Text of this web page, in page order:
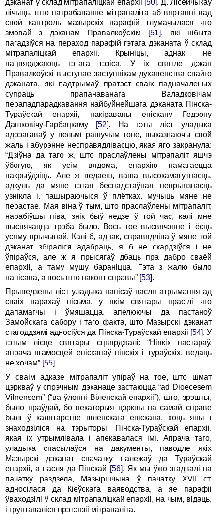
дэканат у склад мітрапаліцкай епархіі [50] . Д. Лісейчыкаў
лічыць, што патрабаванне мітрапаліта аб вяртанні пад
свой кантроль мазырскіх парафій тлумачылася яго
змовай з дэканам Правалкоўскім
[51], які нібыта
пагадзіўся на пераход парафій гэтага дэканата ў склад
мітрапаліцкай епархіі. Крыніцы, аднак, не
пацвярджаюць гэтага тэзіса. У іх святле дэкан
Правалкоўскі выступае заступнікам духавенства свайго
дэканата, які падтрымаў пратэст сваіх падначаленых
супраць прапанаванага Валадковічам
перападпарадкавання найбуйнейшага дэканата Пінска-
Тураўскай епархіі, накіраваны епіскапу Гедэону
Дашковічу-Гарбацкаму
[52]. На гэты ліст уладыка
адрэагаваў у вельмі рашучым тоне, выказваючы свой
жаль і абурэнне несправядлівасцю, якая яго закранула:
“Дзіўна да таго ж, што праслаўлены мітрапаліт яшчэ
ўбогую, як усім вядома, епархію намагаецца
пакрыўдзіць. Але ж ведаеш, ваша высокамагутнасць,
адкуль да мяне гэтая беспадстаўная непрыязнасць
узнікла і, пашыраючыся ў плётках, мучыць мяне не
перастае. Мая віна ў тым, што праслаўлены мітрапаліт,
нарабіўшы піва, знік быў недзе ў той час, калі мне
высвячацца трэба было. Вось тое высвячэнне і ёсць
усяму прычынай. Калі б, аднак, справядліва ў мяне той
дэканат збіраліся адабраць, я б не скардзіўся і не
ўпіраўся, але ж я прысягаў дбаць пра дабро сваёй
епархіі, а таму мушу бараніцца. Гэта з жалю было
напісана, а вось што наконт справы” [53].
Прыведзены ліст уладыка напісаў пасля атрымання ад
сваіх парахаў пісьма, у якім святары прасілі яго
дапамагчы і ўмяшацца, апелюючы да пастаноў
Замойскага сабору і таго факта, што Мазырскі дэканат
стагоддзямі адносіўся да Пінска-Тураўскай епархіі [54]. У
гэтым лісце святары сцвярджалі: “Ніякіх пастараў,
апрача ягамосцей епіскапаў пінскіх і тураўскіх, ведаць
не хочам” [55].
У сваім адказе мітрапаліт упіраў на тое, што шмат
цэркваў у спрэчным дэканаце застаюцца “ad Dioecesem
Vilnensem” (“ва ўлонні Віленскай епархіі”), што, зрэшты,
было праўдай, бо некаторыя цэрквы на самай справе
былі ў калятарстве віленскага епіскапа, хоць яны і
знаходзіліся на тэрыторыі Пінска-Тураўскай епархіі,
якая іх утрымлівала і апекавалася імі. Апрача таго,
уладыка спасылаўся на дакументы, паводле якіх
Мазырскі дэканат спачатку належаў да Тураўскай
епархіі, а пасля да Пінскай [56]. Як мы ўжо згадвалі на
пачатку раздзела, Мазыршчына ў пачатку XVII ст.
адносілася да Кіеўскага ваяводства, а яе парафіі
ўваходзілі ў склад мітрапаліцкай епархіі, на чым, відаць,
і грунтаваліся прэтэнзіі мітрапаліта.